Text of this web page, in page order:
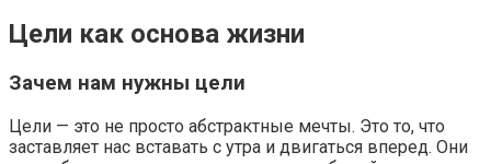
Цели как основа жизни
Зачем нам нужны цели
Цели — это не просто абстрактные мечты. Это то, что
заставляет нас вставать с утра и двигаться вперед. Они